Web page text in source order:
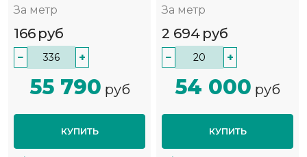
За метр
166 руб
− +
55 790 руб
КУПИТЬ
За метр
2 694 руб
− +
54 000 руб
КУПИТЬ